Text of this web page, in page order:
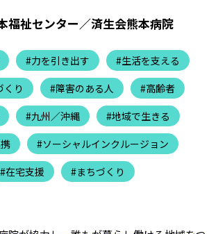
福祉センター／済生会熊本病院
#力を引き出す
#生活を支える
くり
#障害のある人
#高齢者
#九州／沖縄
#地域で生きる
#ソーシャルインクルージョン
#在宅支援
#まちづくり